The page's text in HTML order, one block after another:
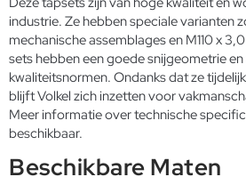
industrie. Ze hebben speciale varianten
mechanische assemblages en M110 x
sets hebben een goede snijgeometrie
kwaliteitsnormen. Ondanks dat ze
blijft Volkel zich inzetten voor
Meer informatie over technische
beschikbaar.
Beschikbare Maten